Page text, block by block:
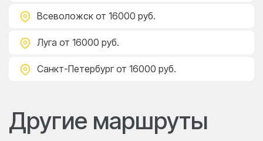
Всеволожск от 16000 руб.
Луга от 16000 руб.
Санкт-Петербург от 16000 руб.
Другие маршруты